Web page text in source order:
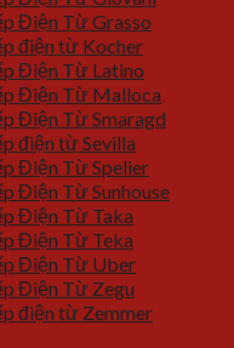
Điện Từ Grasso
điện từ Kocher
Điện Từ Latino
Điện Từ Malloca
Điện Từ Smaragd
điện từ Sevilla
Điện Từ Spelier
Điện Từ Sunhouse
Điện Từ Taka
Điện Từ Teka
Điện Từ Uber
Điện Từ Zegu
điện từ Zemmer